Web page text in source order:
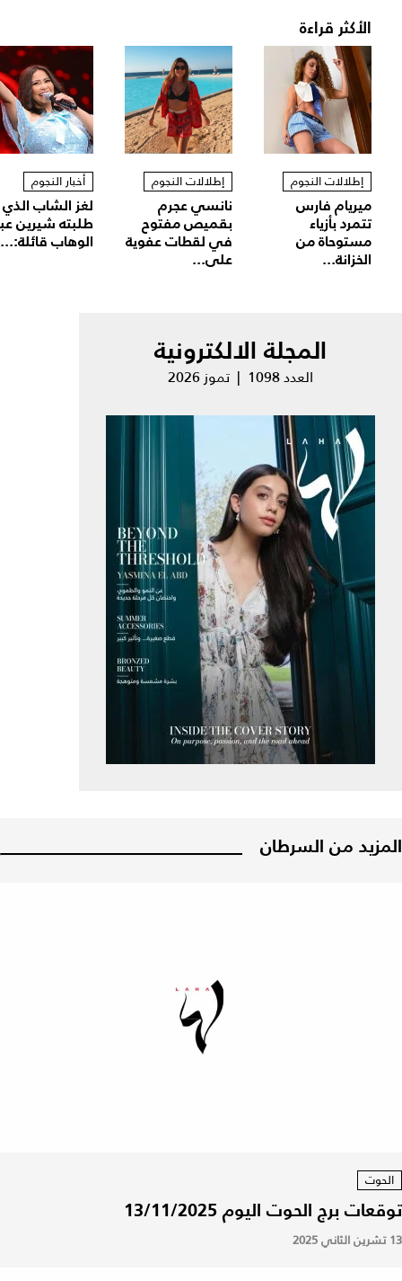
الأكثر قراءة
إطلالات النجوم
ميريام فارس
تتمرد بأزياء
مستوحاة من
الخزانة...
إطلالات النجوم
نانسي عجرم
بقميص مفتوح
في لقطات عفوية
على...
أخبار النجوم
لغز الشاب الذي
طلبته شيرين
الوهاب قائلة:...
المجلة الالكترونية
العدد 1098 | تموز 2026
المزيد من السرطان
الحوت
توقعات برج الحوت اليوم 13/11/2025
13 تشرين الثاني 2025